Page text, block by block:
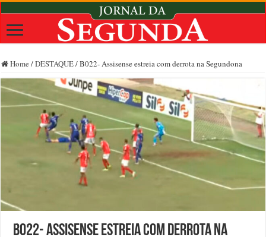
Home /DESTAQUE/B022- Assisense estreia com derrota na Segundona
B022- Assisense estreia com derrota na